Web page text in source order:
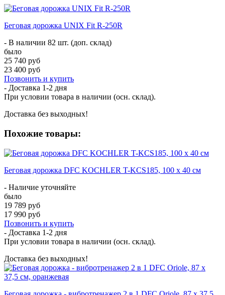
Беговая дорожка UNIX Fit R-250R
- В наличии 82 шт. (доп. склад)
было
25 740 руб
23 400 руб
Позвонить и купить
- Доставка 1-2 дня
При условии товара в наличии (осн. склад).
Доставка без выходных!
Похожие товары:
Беговая дорожка DFC KOCHLER T-KCS185, 100 х 40 см
- Наличие уточняйте
было
19 789 руб
17 990 руб
Позвонить и купить
- Доставка 1-2 дня
При условии товара в наличии (осн. склад).
Доставка без выходных!